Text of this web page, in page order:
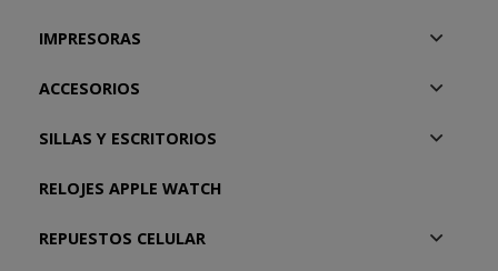
IMPRESORAS
ACCESORIOS
SILLAS Y ESCRITORIOS
RELOJES APPLE WATCH
REPUESTOS CELULAR